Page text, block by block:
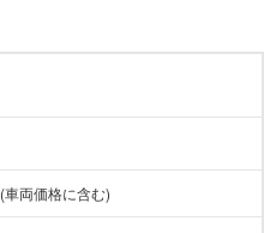
(車両価格に含む)